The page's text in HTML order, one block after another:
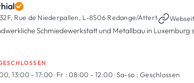
32F, Rue de Niederpallen, L-8506 Redange/Attert·
Schmiedewerkstatt und Metallbau in Luxemburg
13:00 - 17:00· Fr : 08:00 - 12:00·Sa-so : Geschlossen